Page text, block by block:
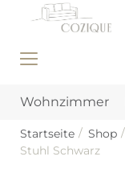
Wohnzimmer
Startseite Shop
Stuhl Schwarz